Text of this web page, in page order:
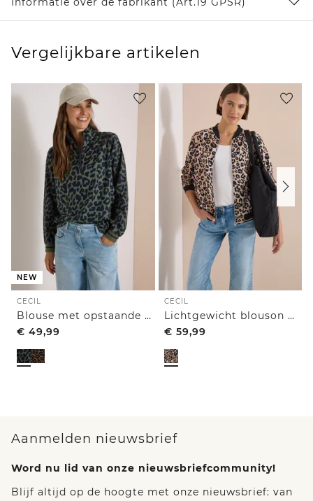
Vergelijkbare artikelen
NEW
CECIL
Blouse met opstaande kraag en ritssluiting
€ 49,99
CECIL
Lichtgewicht blouson met rits en leoprint
€ 59,99
Aanmelden nieuwsbrief
Word nu lid van onze nieuwsbriefcommunity!
Blijf altijd op de hoogte met onze nieuwsbrief: van